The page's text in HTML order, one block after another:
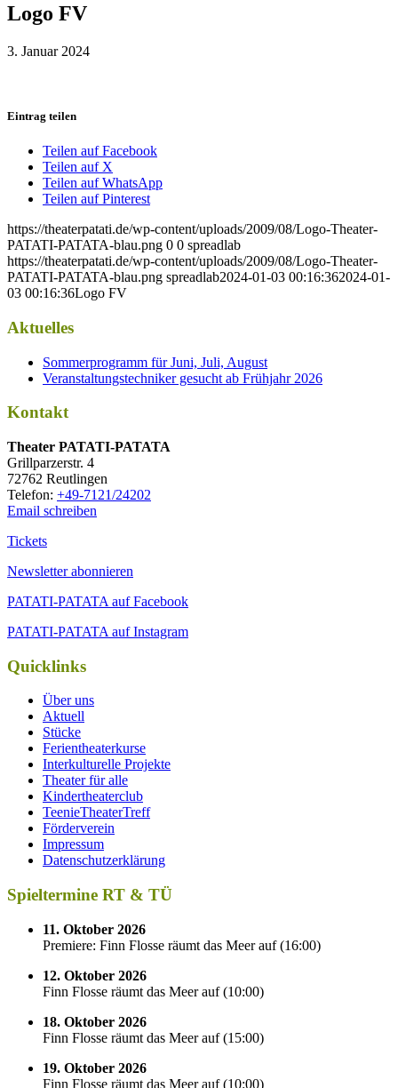
Logo FV
3. Januar 2024
Eintrag teilen
Teilen auf Facebook
Teilen auf X
Teilen auf WhatsApp
Teilen auf Pinterest
https://theaterpatati.de/wp-content/uploads/2009/08/Logo-Theater-
PATATI-PATATA-blau.png 0 0 spreadlab
https://theaterpatati.de/wp-content/uploads/2009/08/Logo-Theater-
PATATI-PATATA-blau.png spreadlab2024-01-03 00:16:362024-01-
03 00:16:36Logo FV
Aktuelles
Sommerprogramm für Juni, Juli, August
Veranstaltungstechniker gesucht ab Frühjahr 2026
Kontakt
Thea­ter PATATI-PATATA
Grill­par­zer­str. 4
72762 Reutlingen
Tele­fon: +49-7121/24202
Email schreiben
Tickets
Newsletter abonnieren
PATATI-PATATA auf Facebook
PATATI-PATATA auf Instagram
Quicklinks
Über uns
Aktuell
Stücke
Ferientheaterkurse
Interkulturelle Projekte
Theater für alle
Kindertheaterclub
TeenieTheaterTreff
Förderverein
Impressum
Datenschutzerklärung
Spieltermine RT & TÜ
11. Oktober 2026
Premiere: Finn Flosse räumt das Meer auf(16:00)
12. Oktober 2026
Finn Flosse räumt das Meer auf(10:00)
18. Oktober 2026
Finn Flosse räumt das Meer auf(15:00)
19. Oktober 2026
Finn Flosse räumt das Meer auf(10:00)